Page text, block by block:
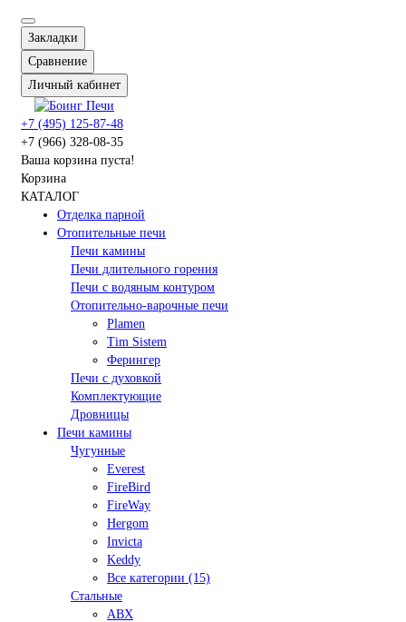
Закладки
Сравнение
Личный кабинет
+7 (495) 125-87-48
+7 (966) 328-08-35
Ваша корзина пуста!
Корзина
КАТАЛОГ
Отделка парной
Отопительные печи
Печи камины
Печи длительного горения
Печи с водяным контуром
Отопительно-варочные печи
Plamen
Tim Sistem
Ферингер
Печи с духовкой
Комплектующие
Дровницы
Печи камины
Чугунные
Everest
FireBird
FireWay
Hergom
Invicta
Keddy
Все категории (15)
Стальные
ABX